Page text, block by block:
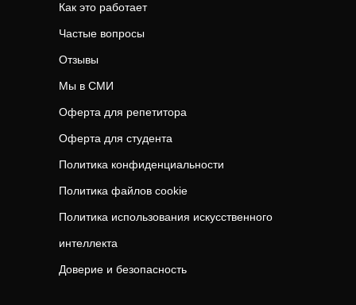
Как это работает
Частые вопросы
Отзывы
Мы в СМИ
Оферта для репетитора
Оферта для студента
Политика конфиденциальности
Политика файлов cookie
Политика использования искусственного
интеллекта
Доверие и безопасность